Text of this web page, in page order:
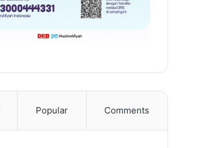
Popular Comments